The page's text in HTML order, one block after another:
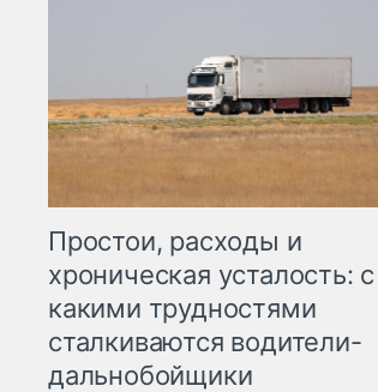
Простои, расходы и
хроническая усталость: с
какими трудностями
сталкиваются водители-
дальнобойщики